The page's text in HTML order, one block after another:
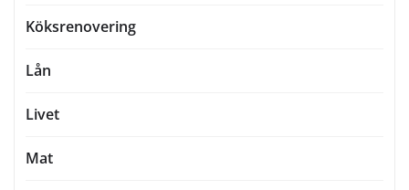
Köksrenovering
Lån
Livet
Mat